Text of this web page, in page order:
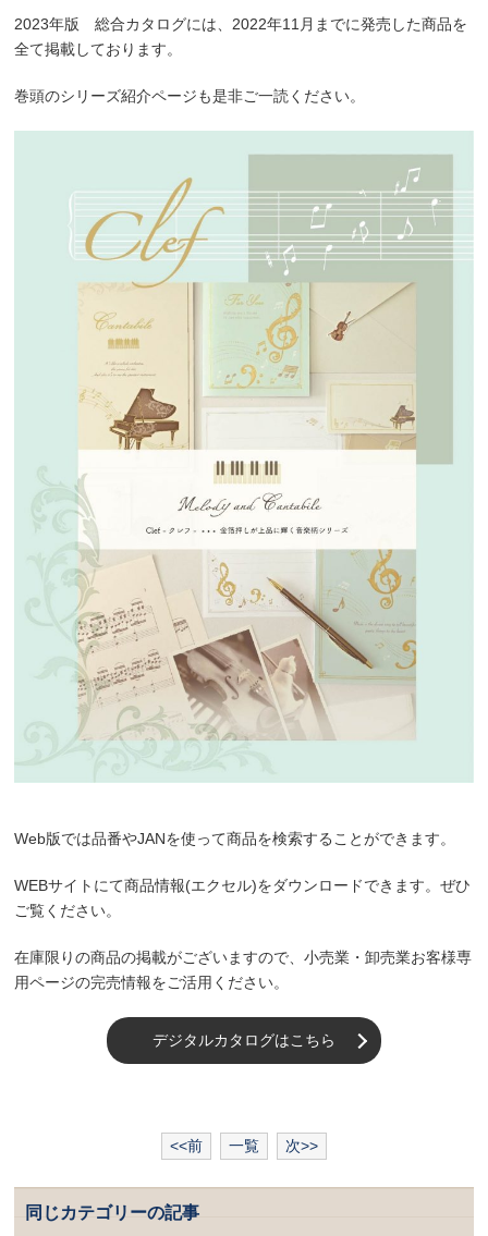
2023年版 総合カタログには、2022年11月までに発売した商品を
全て掲載しております。
巻頭のシリーズ紹介ページも是非ご一読ください。
Web版では品番やJANを使って商品を検索することができます。
WEBサイトにて商品情報(エクセル)をダウンロードできます。ぜひ
ご覧ください。
在庫限りの商品の掲載がございますので、小売業・卸売業お客様専
用ページの完売情報をご活用ください。
デジタルカタログはこちら
<<前 一覧 次>>
同じカテゴリーの記事